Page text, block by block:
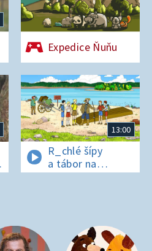
Expedice Ňuňu
13:00
R_chlé šípy
a tábor na
os_rově